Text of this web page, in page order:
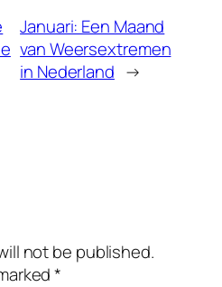
Januari: Een Maand
van Weersextremen
in Nederland →
not be published.
*